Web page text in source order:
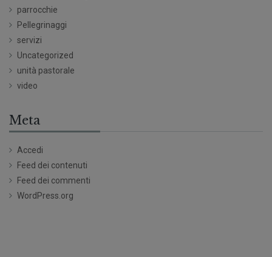
parrocchie
Pellegrinaggi
servizi
Uncategorized
unità pastorale
video
Meta
Accedi
Feed dei contenuti
Feed dei commenti
WordPress.org